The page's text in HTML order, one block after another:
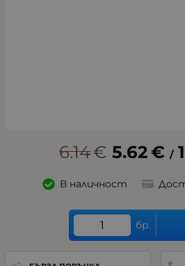
6.14€ 5.62€ /
В наличност
бр.